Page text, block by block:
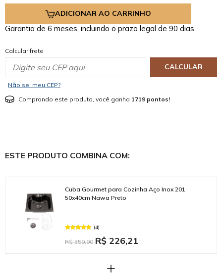
ADICIONAR AO CARRINHO
Garantia de 6 meses, incluindo o prazo legal de 90 dias.
Calcular frete
CALCULAR
Não sei meu CEP?
Comprando este produto, você ganha 1719 pontos!
ESTE PRODUTO COMBINA COM:
Cuba Gourmet para Cozinha Aço Inox 201
50x40cm Nawa Preto
(4)
R$ 359,90 R$ 226,21